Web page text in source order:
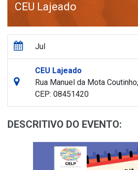
CEU Lajeado
Jul
CEU Lajeado
Rua Manuel da Mota
CEP: 08451420
DESCRITIVO DO EVENTO: